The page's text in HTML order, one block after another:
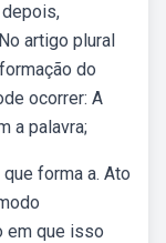
artigo plural
do
ocorrer: A
a palavra;
forma a. Ato
em que isso